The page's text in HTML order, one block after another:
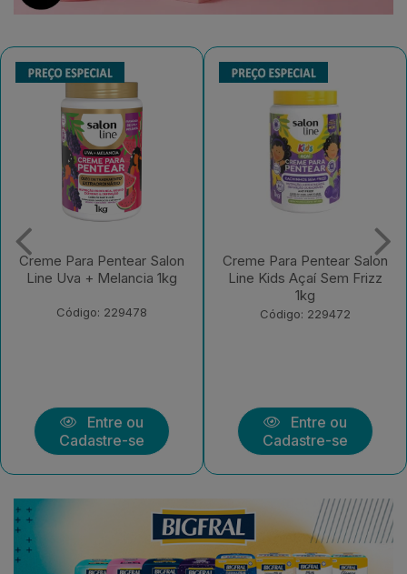
Creme Para Pentear Salon
Line Kids Açaí Sem Frizz
Código: 229472
Entre ou
Cadastre-se
Gelatina Salon Line
#Todecacho Kids
Morango 550g
Código: 226378
Entre ou
Cadastre-se